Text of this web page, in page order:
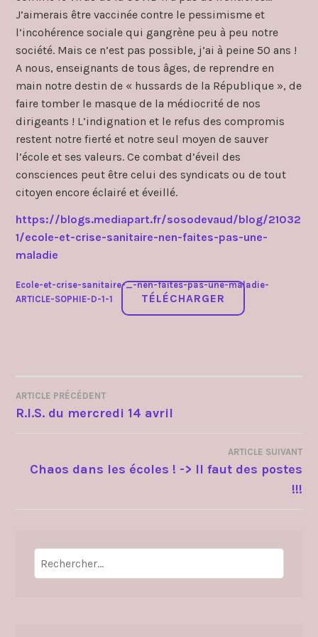
J’aimerais être vaccinée contre le pessimisme et
l’incohérence sociale qui gangrène peu à peu notre
société. Mais ce n’est pas possible, j’ai à peine 50 ans !
A nous, enseignants de tous âges, de reprendre en
main notre destin de « hussards de la République », de
faire tomber le masque de la médiocrité de nos
dirigeants ! L’indignation et le refus des compromis
restent notre fierté et notre seul moyen de sauver
l’école et ses valeurs. Ce combat d’éveil des
consciences peut être celui des syndicats ou de tout
citoyen encore éclairé et éveillé.
https://blogs.mediapart.fr/sosodevaud/blog/21032
1/ecole-et-crise-sanitaire-nen-faites-pas-une-
maladie
Ecole-et-crise-sanitaire-_-nen-faites-pas-une-maladie-
ARTICLE-SOPHIE-D-1-1
TÉLÉCHARGER
NAVIGATION
L’ARTICLE
ARTICLE PRÉCÉDENT
R.I.S. du mercredi 14 avril
ARTICLE SUIVANT
Chaos dans les écoles ! -> Il faut des postes
!!!
Rechercher :